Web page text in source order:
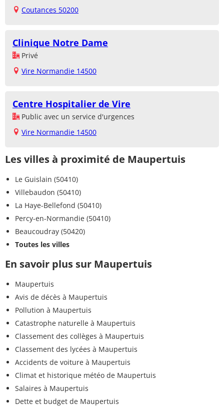
Coutances 50200
Clinique Notre Dame
Privé
Vire Normandie 14500
Centre Hospitalier de Vire
Public avec un service d'urgences
Vire Normandie 14500
Les villes à proximité de Maupertuis
Le Guislain (50410)
Villebaudon (50410)
La Haye-Bellefond (50410)
Percy-en-Normandie (50410)
Beaucoudray (50420)
Toutes les villes
En savoir plus sur Maupertuis
Maupertuis
Avis de décès à Maupertuis
Pollution à Maupertuis
Catastrophe naturelle à Maupertuis
Classement des collèges à Maupertuis
Classement des lycées à Maupertuis
Accidents de voiture à Maupertuis
Climat et historique météo de Maupertuis
Salaires à Maupertuis
Dette et budget de Maupertuis